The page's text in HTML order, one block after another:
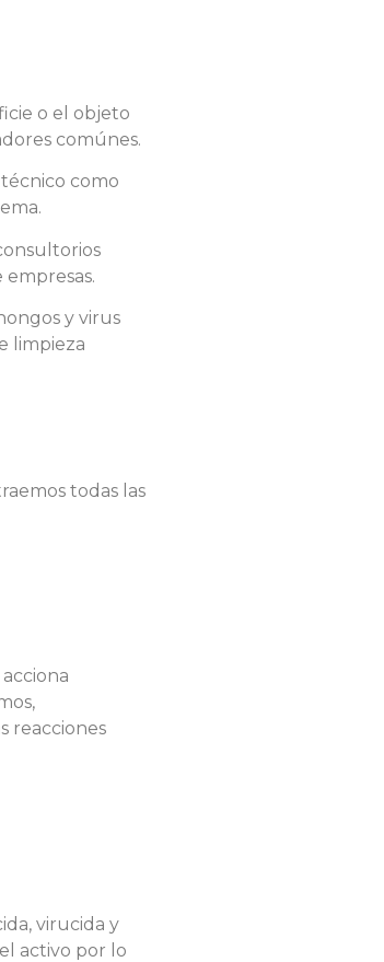
o el objeto
comúnes.
como
y virus
limpieza
todas las
reacciones
virucida y
activo por lo